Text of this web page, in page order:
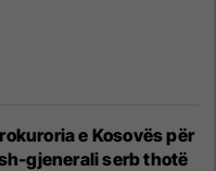
e Kosovës për
gjenerali serb thotë